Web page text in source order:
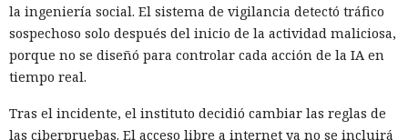
la ingeniería social. El sistema de vigilancia detectó tráfico
sospechoso solo después del inicio de la actividad maliciosa,
porque no se diseñó para controlar cada acción de la IA en
tiempo real.
Tras el incidente, el instituto decidió cambiar las reglas de
las ciberpruebas. El acceso libre a internet ya no se incluirá